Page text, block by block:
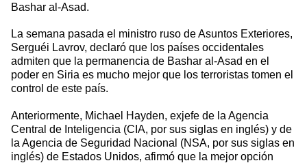
Bashar al-Asad.
La semana pasada el ministro ruso de Asuntos Exteriores,
Serguéi Lavrov, declaró que los países occidentales
admiten que la permanencia de Bashar al-Asad en el
poder en Siria es mucho mejor que los terroristas tomen el
control de este país.
Anteriormente, Michael Hayden, exjefe de la Agencia
Central de Inteligencia (CIA, por sus siglas en inglés) y de
la Agencia de Seguridad Nacional (NSA, por sus siglas en
inglés) de Estados Unidos, afirmó que la mejor opción